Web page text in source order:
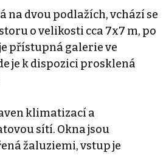
na dvou podlažích, vchází se
o velikosti cca 7x7 m, po
přístupná galerie ve
je k dispozici prosklená
klimatizací a
sítí. Okna jsou
žaluziemi, vstup je